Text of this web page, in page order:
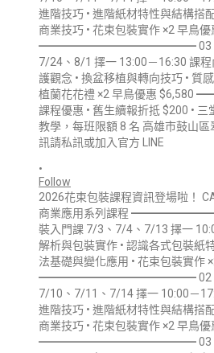
•
Follow
2026花束包裝課程資訊登場啦！
商業應用系列課程
裝入門課 7/3、7/4、7/13 擇一
解析與包裝實作 • 認識各式包裝紙
法基礎與變化應用 • 花束包裝實作
━━━━━━━━━━━━━━ 02｜韓
7/10、7/11、7/14 擇一 10:00－
進階技巧 • 進階紙材特性與結構搭
商業技巧 • 花束包裝實作 ×2 早鳥
━━━━━━━━━━━━━━ 03｜蘭